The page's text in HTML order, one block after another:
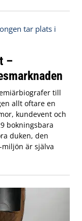
–
till
allt oftare en
kundevent och
bokningsbara
duken, den
miljön är själva